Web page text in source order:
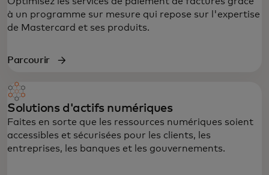
à un programme sur mesure qui repose sur l'expertise
de Mastercard et ses produits.
Parcourir
Solutions d'actifs numériques
Faites en sorte que les ressources numériques soient
accessibles et sécurisées pour les clients, les
entreprises, les banques et les gouvernements.